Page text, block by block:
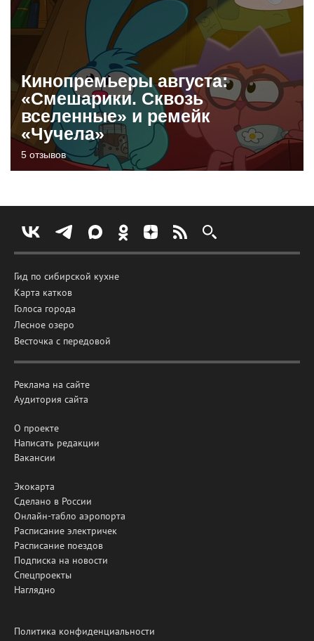
Кинопремьеры августа:
«Смешарики. Сквозь
вселенные» и ремейк
«Чучела»
5 отзывов
Гид по сибирской кухне
Карта катков
Голоса города
Лесное озеро
Весточка с передовой
Реклама на сайте
Аудитория сайта
О проекте
Написать редакции
Вакансии
Экокарта
Сделано в России
Онлайн-табло аэропорта
Расписание электричек
Расписание поездов
Подписка на новости
Спецпроекты
Наглядно
Политика конфиденциальности